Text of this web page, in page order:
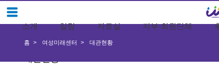
소개 알림 자료실 지부·회원단체
홈 여성미래센터 대관현황